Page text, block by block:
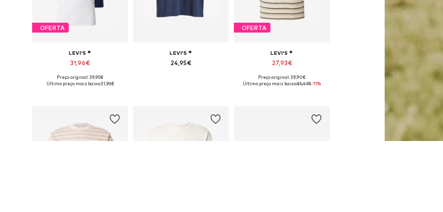
OFERTA
LEVI'S ®
31,96€
Preço original: 39,95€
Último preço mais baixo:31,96€
LEVI'S ®
24,95€
OFERTA
LEVI'S ®
27,93€
Preço original: 39,90€
Último preço mais baixo:31,41€-11%